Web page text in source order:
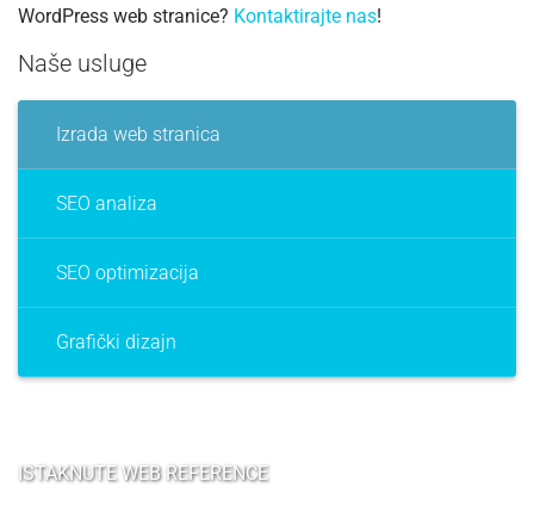
WordPress web stranice? Kontaktirajte nas!
Naše usluge
Izrada web stranica
SEO analiza
SEO optimizacija
Grafički dizajn
ISTAKNUTE WEB REFERENCE